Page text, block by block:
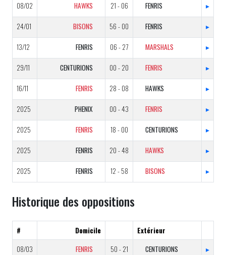
08/02 HAWKS 21 - 06 FENRIS ▸
24/01 BISONS 56 - 00 FENRIS ▸
13/12 FENRIS 06 - 27 MARSHALS ▸
29/11 CENTURIONS 00 - 20 FENRIS ▸
16/11 FENRIS 28 - 08 HAWKS ▸
2025 PHENIX 00 - 43 FENRIS ▸
2025 FENRIS 18 - 00 CENTURIONS ▸
2025 FENRIS 20 - 48 HAWKS ▸
2025 FENRIS 12 - 58 BISONS ▸
Historique des oppositions
# Domicile
Extérieur
08/03
FENRIS 50 - 21 CENTURIONS ▸